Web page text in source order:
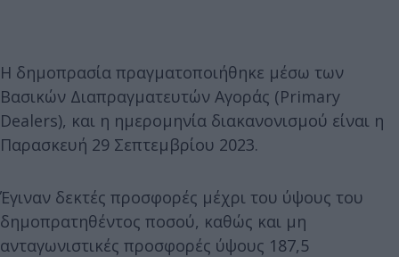
Η δημοπρασία πραγματοποιήθηκε μέσω των
Βασικών Διαπραγματευτών Αγοράς (Primary
Dealers), και η ημερομηνία διακανονισμού είναι η
Παρασκευή 29 Σεπτεμβρίου 2023.
Έγιναν δεκτές προσφορές μέχρι του ύψους του
δημοπρατηθέντος ποσού, καθώς και μη
ανταγωνιστικές προσφορές ύψους 187,5